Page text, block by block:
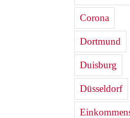
Corona
Dortmund
Duisburg
Düsseldorf